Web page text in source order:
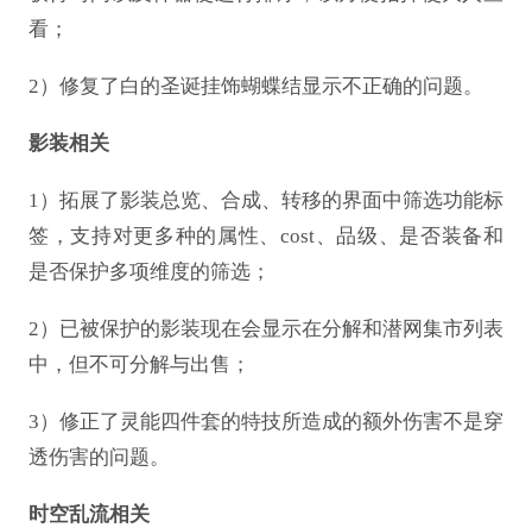
看；
2）修复了白的圣诞挂饰蝴蝶结显示不正确的问题。
影装相关
1）拓展了影装总览、合成、转移的界面中筛选功能标
签，支持对更多种的属性、cost、品级、是否装备和
是否保护多项维度的筛选；
2）已被保护的影装现在会显示在分解和潜网集市列表
中，但不可分解与出售；
3）修正了灵能四件套的特技所造成的额外伤害不是穿
透伤害的问题。
时空乱流相关